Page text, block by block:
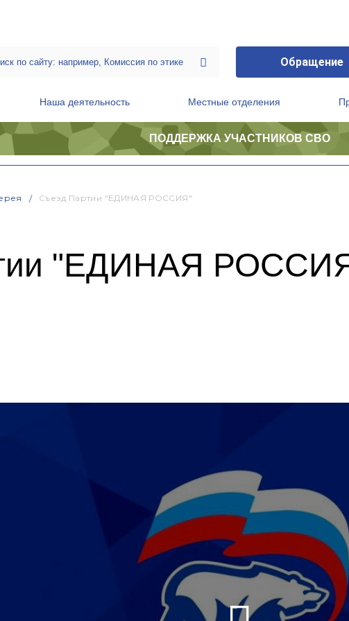
Обращение
Наша деятельность Местные отделения
ПОДДЕРЖКА УЧАСТНИКОВ СВО
Съезд Партии "ЕДИНАЯ РОССИЯ"
"ЕДИНАЯ